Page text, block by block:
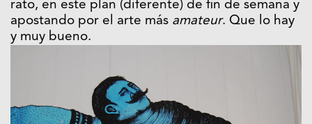
rato, en este plan (diferente) de fin de semana y
apostando por el arte más amateur. Que lo hay
y muy bueno.